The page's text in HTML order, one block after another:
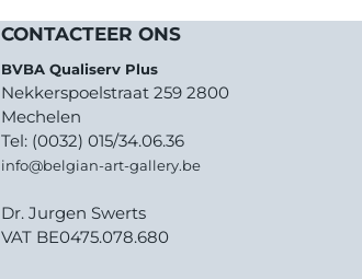
CONTACTEER ONS
BVBA Qualiserv Plus
Nekkerspoelstraat 259 2800
Mechelen
Tel: (0032) 015/34.06.36
info@belgian-art-gallery.be
Dr. Jurgen Swerts
VAT BE0475.078.680